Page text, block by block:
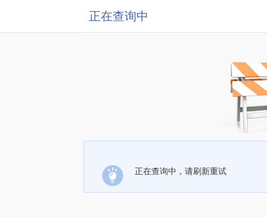
正在查询中
正在查询中，请刷新重试